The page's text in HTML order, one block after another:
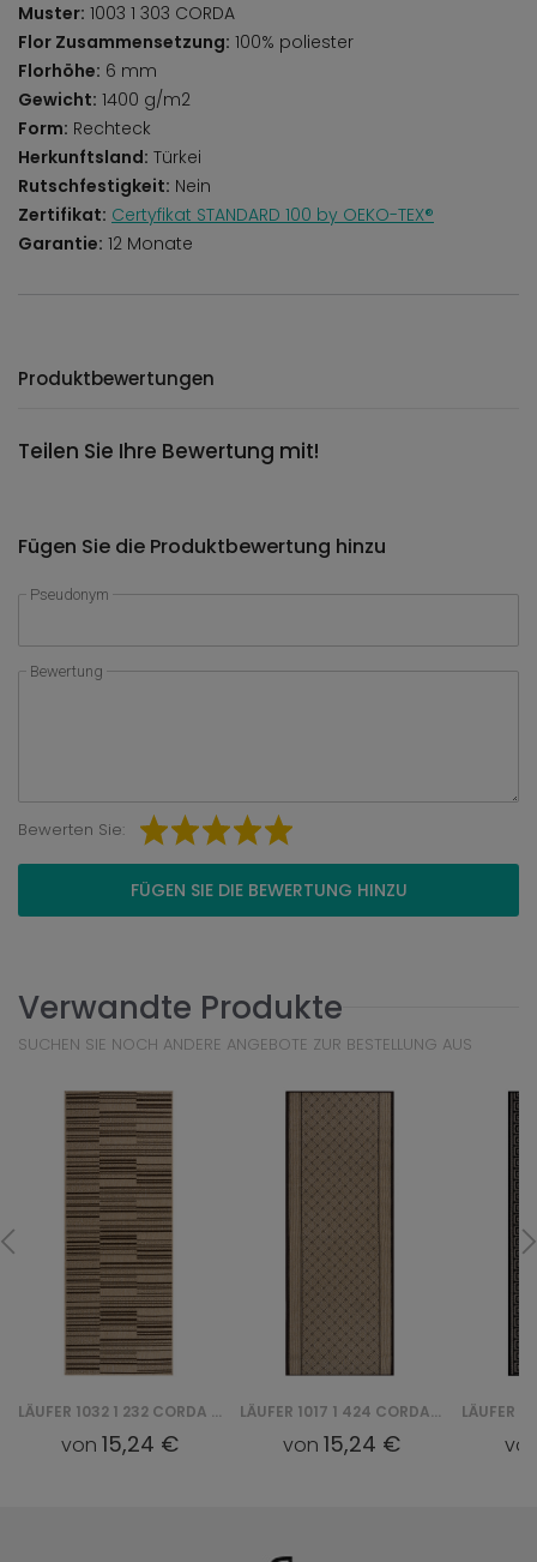
Muster: 1003 1 303 CORDA
Flor Zusammensetzung: 100% poliester
Florhöhe: 6 mm
Gewicht: 1400 g/m2
Form: Rechteck
Herkunftsland: Türkei
Rutschfestigkeit: Nein
Zertifikat: Certyfikat STANDARD 100 by OEKO-TEX®
Garantie: 12 Monate
Produktbewertungen
Teilen Sie Ihre Bewertung mit!
Fügen Sie die Produktbewertung hinzu
Pseudonym
Bewertung
Bewerten Sie:
FÜGEN SIE DIE BEWERTUNG HINZU
Verwandte Produkte
SUCHEN SIE NOCH ANDERE ANGEBOTE ZUR BESTELLUNG AUS
LÄUFER 1032 1 232 CORDA CHODNIK
von 15,24 €
LÄUFER 1017 1 424 CORDA CHODNIK
von 15,24 €